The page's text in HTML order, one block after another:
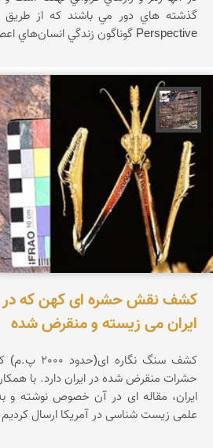
گذشته هاي دور مي باشند كه از طريق
Perspective گوناگون زندگي انسان‌هاي اعصاركهن را رصد كرد.
محمد ناصری فرد
کشف نقش حشره ای کهن که در
ایران می زیسته و منقرض شده
کشف سنگ
حشرات منقرض شده در ایران دارد. با
ایران، مقاله ای در آن خصوص نوشته و
علمی زیست شناسی در آمریکا ارسال